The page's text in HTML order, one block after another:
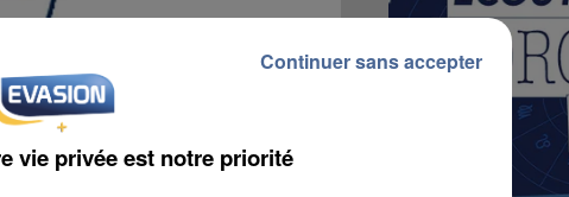
vie privée est notre priorité
Continuer sans accepter